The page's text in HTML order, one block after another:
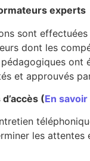
experts
sont
dont les
ont
et approuvés
(En
les attentes